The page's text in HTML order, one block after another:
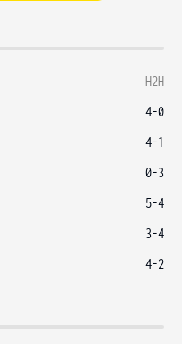
H2H
4-0
4-1
0-3
5-4
3-4
4-2